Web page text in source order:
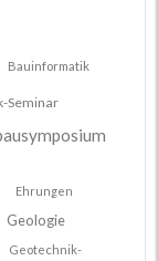
Bauinformatik
Seminar
Ehrungen
Geologie
Geotechnik-